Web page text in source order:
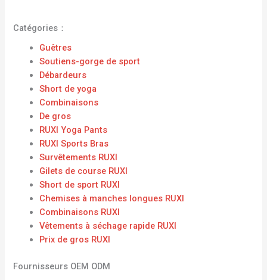
Catégories：
Guêtres
Soutiens-gorge de sport
Débardeurs
Short de yoga
Combinaisons
De gros
RUXI Yoga Pants
RUXI Sports Bras
Survêtements RUXI
Gilets de course RUXI
Short de sport RUXI
Chemises à manches longues RUXI
Combinaisons RUXI
Vêtements à séchage rapide RUXI
Prix ​​de gros RUXI
Fournisseurs OEM ODM